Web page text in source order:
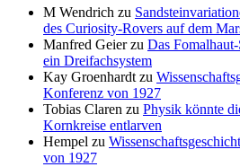
M Wendrich zu
des Curiosity-Rovers auf dem
Manfred Geierzu Das
ein Dreifachsystem
Kay Groenhardt zu
Konferenz von 1927
Tobias Claren zu Physik könnte
Kornkreise entlarven
Hempel zu
von 1927